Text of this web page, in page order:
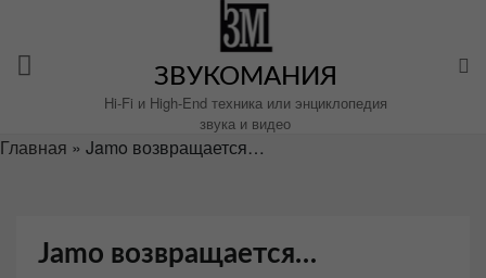
содержимому
ЗВУКОМАНИЯ
Hi-Fi и High-End техника или энциклопедия
звука и видео
Главная » Jamo возвращается…
Jamo возвращается…